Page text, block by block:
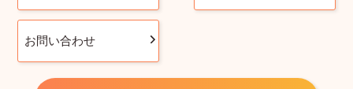
お問い合わせ